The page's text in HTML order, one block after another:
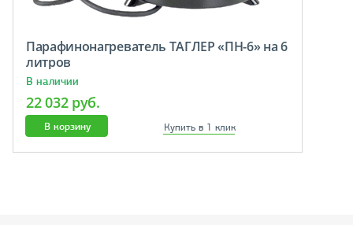
Парафинонагреватель ТАГЛЕР «ПН-6» на 6
литров
В наличии
22 032 руб.
В корзину Купить в 1 клик